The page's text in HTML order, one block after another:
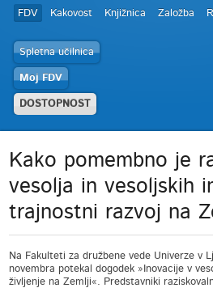
FDV Kakovost Knjižnica Založba
Spletna učilnica
Moj FDV
DOSTOPNOST
Kako pomembno je
vesolja in vesoljskih
trajnostni razvoj na
Na Fakulteti za družbene vede Univerze v
novembra potekal dogodek »Inovacije v
življenje na Zemlji«. Predstavniki